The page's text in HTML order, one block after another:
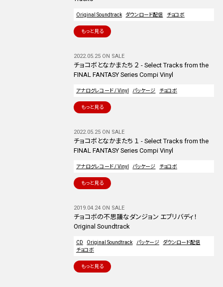
Original Soundtrack ダウンロード配信 チョコボ
もっと見る
2022.05.25 ON SALE
チョコボとなかまたち ２ - Select Tracks from the
FINAL FANTASY Series Compi Vinyl
アナログレコード / Vinyl パッケージ チョコボ
もっと見る
2022.05.25 ON SALE
チョコボとなかまたち １ - Select Tracks from the
FINAL FANTASY Series Compi Vinyl
アナログレコード / Vinyl パッケージ チョコボ
もっと見る
2019.04.24 ON SALE
チョコボの不思議なダンジョン エブリバディ！
Original Soundtrack
CD Original Soundtrack パッケージ
ダウンロード配信
チョコボ
もっと見る